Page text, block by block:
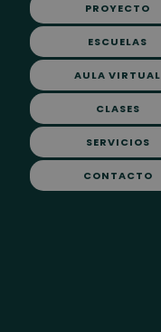
PROYECTO
ESCUELAS
AULA VIRTUAL
CLASES
SERVICIOS
CONTACTO